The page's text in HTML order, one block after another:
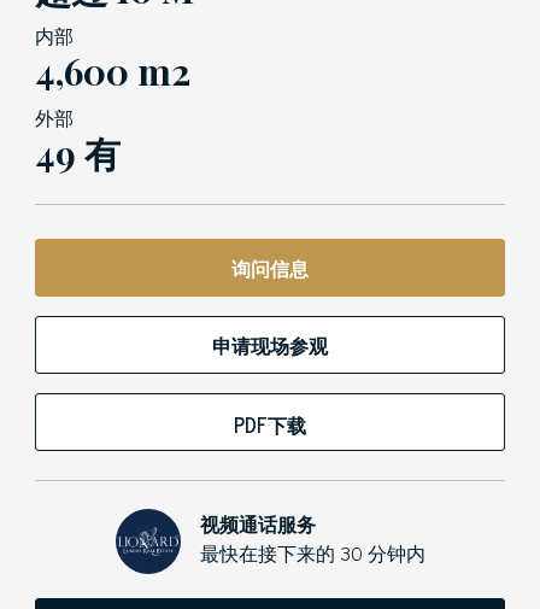
内部
4,600 m2
外部
49 有
询问信息
申请现场参观
PDF下载
视频通话服务
最快在接下来的 30 分钟内